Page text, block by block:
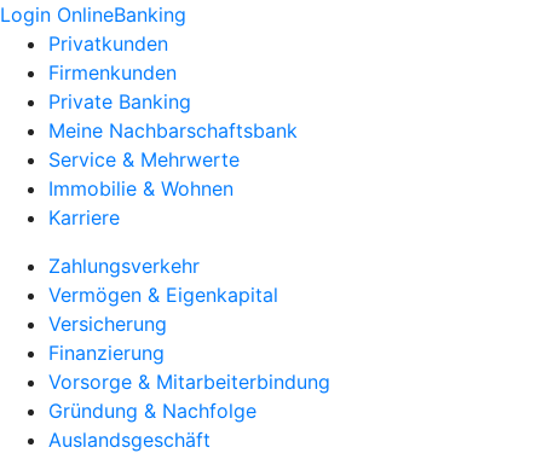
Login OnlineBanking
Privatkunden
Firmenkunden
Private Banking
Meine Nachbarschaftsbank
Service & Mehrwerte
Immobilie & Wohnen
Karriere
Zahlungsverkehr
Vermögen & Eigenkapital
Versicherung
Finanzierung
Vorsorge & Mitarbeiterbindung
Gründung & Nachfolge
Auslandsgeschäft